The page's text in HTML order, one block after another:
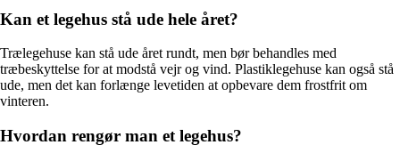
Kan et legehus stå ude hele året?
Trælegehuse kan stå ude året rundt, men bør behandles med
træbeskyttelse for at modstå vejr og vind. Plastiklegehuse kan også stå
ude, men det kan forlænge levetiden at opbevare dem frostfrit om
vinteren.
Hvordan rengør man et legehus?